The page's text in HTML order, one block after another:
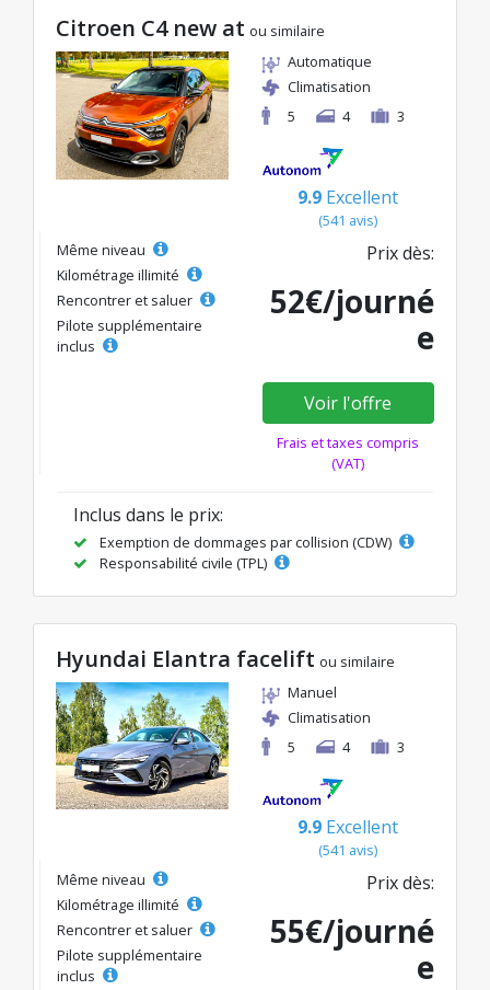
Citroen C4 new at ou similaire
Automatique
Climatisation
5
4 3
9.9 Excellent
(541 avis)
Même niveau
Kilométrage illimité
Rencontrer et saluer
Pilote supplémentaire
inclus
Prix dès:
52€/journé
e
Voir l'offre
Frais et taxes compris
(VAT)
Inclus dans le prix:
Exemption de dommages par collision (CDW)
Responsabilité civile (TPL)
Hyundai Elantra facelift ou similaire
Manuel
Climatisation
5
4 3
9.9 Excellent
(541 avis)
Même niveau
Kilométrage illimité
Rencontrer et saluer
Pilote supplémentaire
inclus
Prix dès:
55€/journé
e